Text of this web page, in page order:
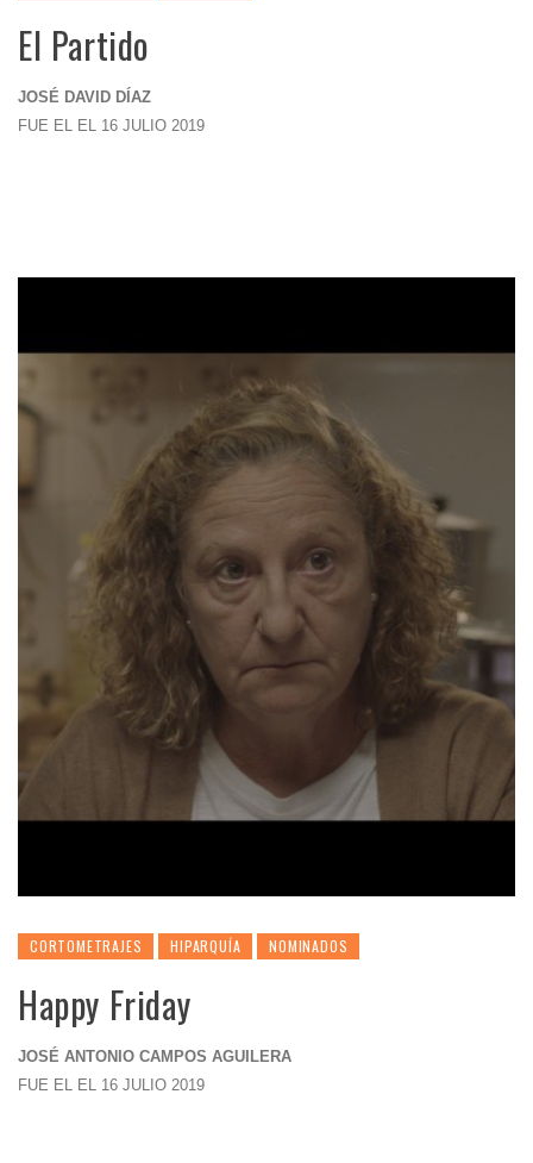
El Partido
JOSÉ DAVID DÍAZ
FUE EL EL 16 JULIO 2019
CORTOMETRAJES HIPARQUÍA NOMINADOS
Happy Friday
JOSÉ ANTONIO CAMPOS AGUILERA
FUE EL EL 16 JULIO 2019